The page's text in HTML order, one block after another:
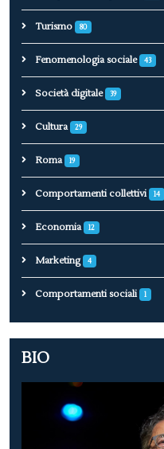
Turismo 80
Fenomenologia sociale 43
Società digitale 39
Cultura 29
Roma 19
Comportamenti collettivi 14
Economia 12
Marketing 4
Comportamenti sociali 1
BIO